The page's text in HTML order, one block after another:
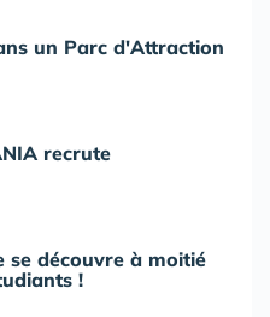
un Parc d'Attraction
recrute
se découvre à moitié
!